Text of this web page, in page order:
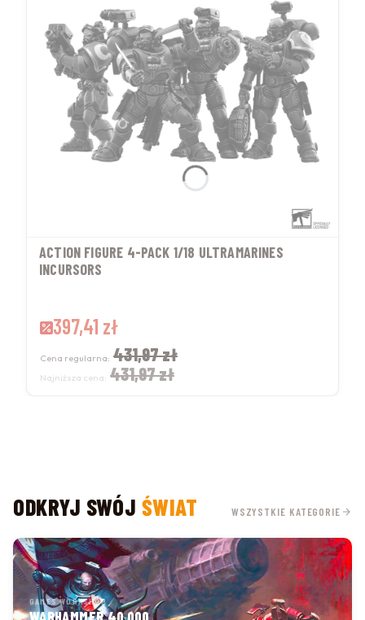
ACTION FIGURE 4-PACK 1/18 ULTRAMARINES
INCURSORS
Cena promocyjna
397,41 zł
Cena regularna: 431,97 zł
Najniższa cena: 431,97 zł
ODKRYJ SWÓJ ŚWIAT WSZYSTKIE KATEGORIE
GAMES WORKSHOP